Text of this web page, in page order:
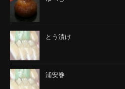
とう漬け
浦安巻